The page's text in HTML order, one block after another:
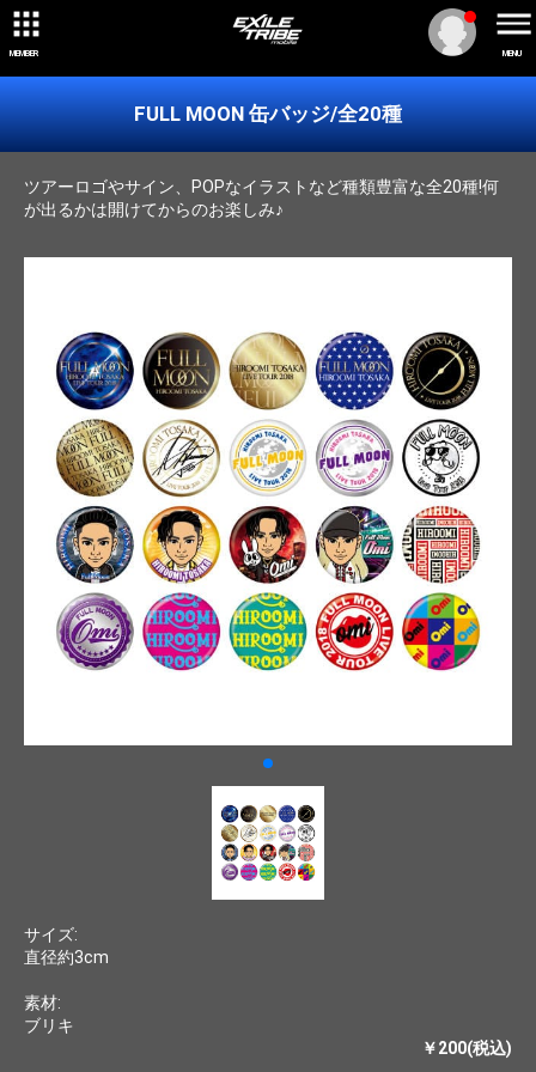
MEMBER MENU
FULL MOON缶バッジ/全20種
ツアーロゴやサイン、POPなイラストなど種類豊富な全20種!何
が出るかは開けてからのお楽しみ♪
サイズ:
直径約3cm
素材:
ブリキ
￥200(税込)